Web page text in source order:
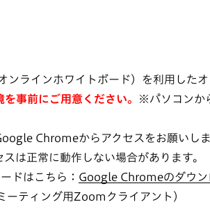
ラインホワイトボード）を利用したオ
事前にご用意ください。
※パソコンか
Chromeからアクセスをお願いしま
は正常に動作しない場合があります。
ドはこちら： Google Chromeのダウン
ーティング用Zoomクライアント）